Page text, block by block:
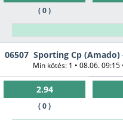
( 0 )
06507 Sporting Cp
Min kötés: 1 • 08.06. 09:15
2.94
( 0 )